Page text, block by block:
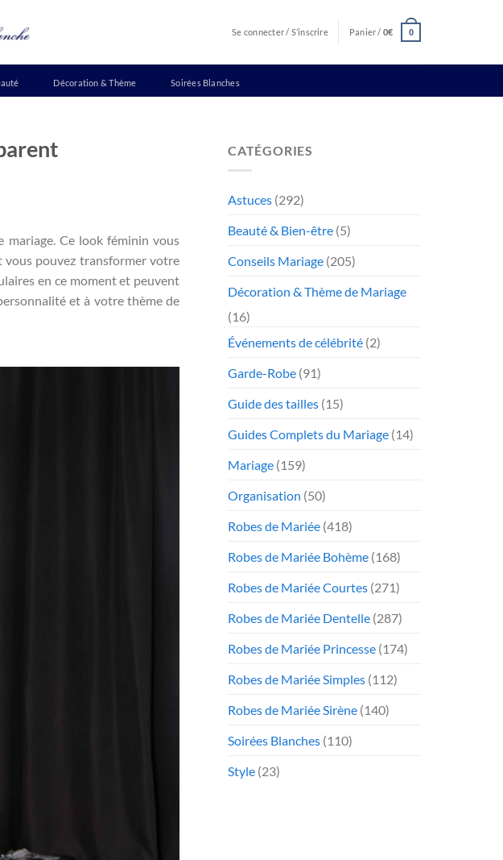
Se connecter / S’inscrire Panier / 0€ 0
Décoration & Thème Soirées Blanches
Ce look féminin vous
vous pouvez transformer votre
en ce moment et peuvent
et à votre thème de
CATÉGORIES
Astuces (292)
Beauté & Bien-être (5)
Conseils Mariage (205)
Décoration & Thème de Mariage
(16)
Événements de célébrité (2)
Garde-Robe (91)
Guide des tailles (15)
Guides Complets du Mariage (14)
Mariage (159)
Organisation (50)
Robes de Mariée (418)
Robes de Mariée Bohème (168)
Robes de Mariée Courtes (271)
Robes de Mariée Dentelle (287)
Robes de Mariée Princesse (174)
Robes de Mariée Simples (112)
Robes de Mariée Sirène (140)
Soirées Blanches (110)
Style (23)